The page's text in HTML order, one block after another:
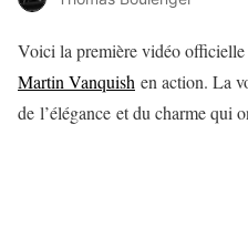
Voici la première vidéo
Martin Vanquish en action. La
de l’élégance et du charme qui